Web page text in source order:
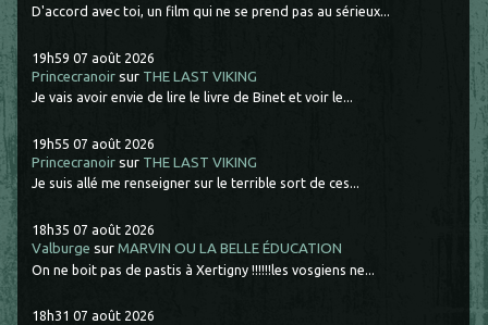
D'accord avec toi, un film qui ne se prend pas au sérieux...
19h59 07 août 2026
Princecranoir sur THE LAST VIKING
Je vais avoir envie de lire le livre de Binet et voir le...
19h55 07 août 2026
Princecranoir sur THE LAST VIKING
Je suis allé me renseigner sur le terrible sort de ces...
18h35 07 août 2026
Valburge surMARVIN OU LA BELLE ÉDUCATION
On ne boit pas de pastis à Xertigny !!!!!!les vosgiens ne...
18h31 07 août 2026